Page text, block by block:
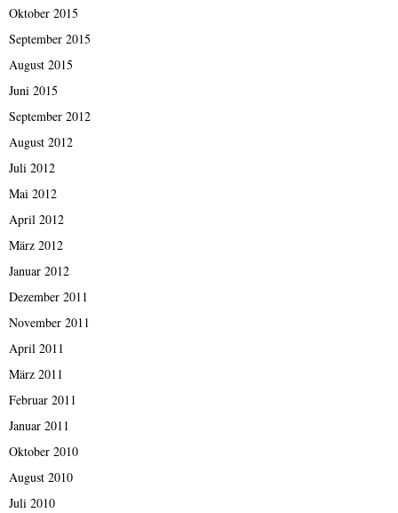
Oktober 2015
September 2015
August 2015
Juni 2015
September 2012
August 2012
Juli 2012
Mai 2012
April 2012
März 2012
Januar 2012
Dezember 2011
November 2011
April 2011
März 2011
Februar 2011
Januar 2011
Oktober 2010
August 2010
Juli 2010